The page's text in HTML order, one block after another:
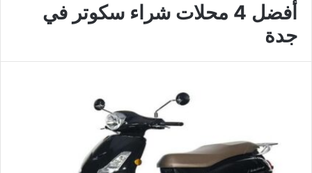
أفضل 4 محلات شراء سكوتر في
جدة